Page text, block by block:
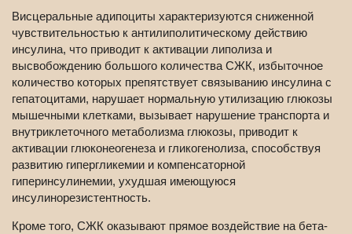
Висцеральные адипоциты характеризуются сниженной
чувствительностью к антилиполитическому действию
инсулина, что приводит к активации липолиза и
высвобождению большого количества СЖК, избыточное
количество которых препятствует связыванию инсулина с
гепатоцитами, нарушает нормальную утилизацию глюкозы
мышечными клетками, вызывает нарушение транспорта и
внутриклеточного метаболизма глюкозы, приводит к
активации глюконеогенеза и гликогенолиза, способствуя
развитию гипергликемии и компенсаторной
гиперинсулинемии, ухудшая имеющуюся
инсулинорезистентность.
Кроме того, СЖК оказывают прямое воздействие на бета-